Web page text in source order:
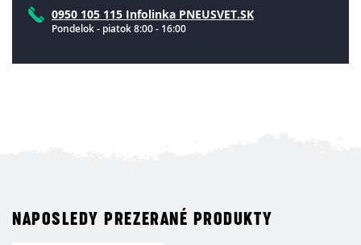
0950 105 115 Infolinka PNEUSVET.SK
Pondelok - piatok 8:00 - 16:00
NAPOSLEDY PREZERANÉ PRODUKTY